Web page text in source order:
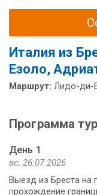
Италия из
Езоло,
Маршрут: Лидо-ди-
Программа
День 1
вс, 26.07.2026
Выезд из Бреста на